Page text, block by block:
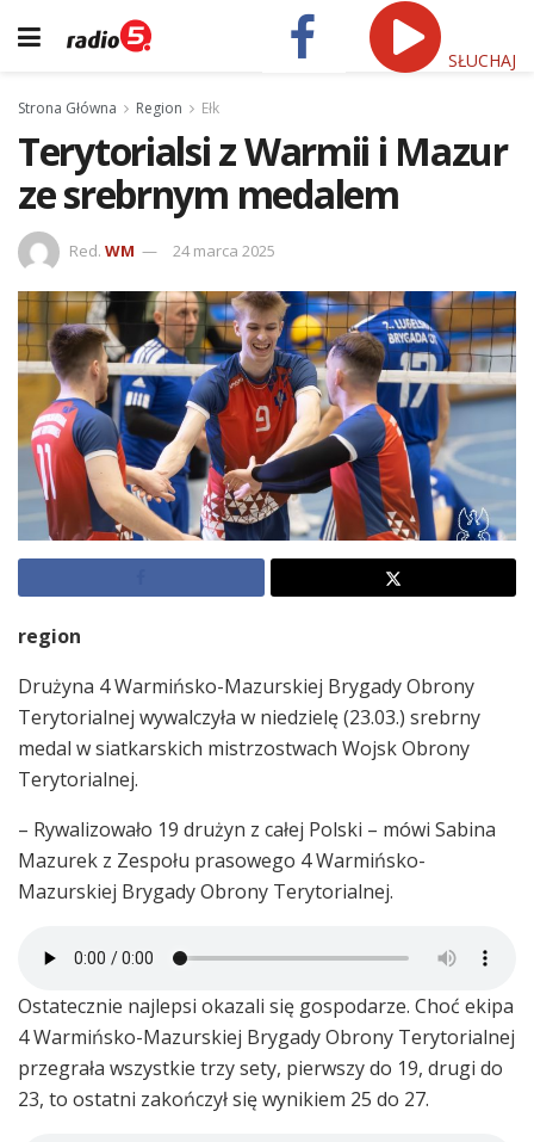
SŁUCHAJ
Strona Główna Region Ełk
Terytorialsi z Warmii i Mazur
ze srebrnym medalem
Red. WM 24 marca 2025
region
Drużyna 4 Warmińsko-Mazurskiej Brygady Obrony
Terytorialnej wywalczyła w niedzielę (23.03.) srebrny
medal w siatkarskich mistrzostwach Wojsk Obrony
Terytorialnej.
– Rywalizowało 19 drużyn z całej Polski – mówi Sabina
Mazurek z Zespołu prasowego 4 Warmińsko-
Mazurskiej Brygady Obrony Terytorialnej.
Ostatecznie najlepsi okazali się gospodarze. Choć ekipa
4 Warmińsko-Mazurskiej Brygady Obrony Terytorialnej
przegrała wszystkie trzy sety, pierwszy do 19, drugi do
23, to ostatni zakończył się wynikiem 25 do 27.